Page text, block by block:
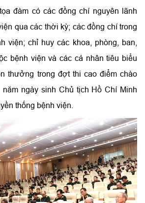
đàm có các đồng chí nguyên lãnh
qua các thời kỳ; các đồng chí trong
viện; chỉ huy các khoa, phòng, ban,
bệnh viện và các cá nhân tiêu biểu
thưởng trong đợt thi cao điểm chào
ngày sinh Chủ tịch Hồ Chí Minh
thống bệnh viện.